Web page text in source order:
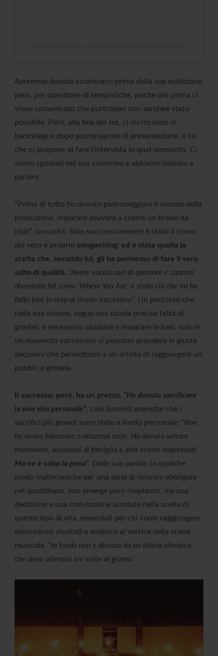
Avremmo dovuto incontrarci prima della sua esibizione,
però, per questione di tempistiche, poche ore prima ci
viene comunicato che purtroppo non sarebbe stato
possibile. Però, alla fine del set, ci incrociamo in
backstage e dopo poche parole di presentazione, è lui
che ci propone di fare l’intervista in quel momento. Ci
siamo spostati nel suo camerino e abbiamo iniziato a
parlare.
“Prima di tutto ho dovuto padroneggiare il mondo della
produzione, imparare davvero a creare un brano da
club”, racconta. Solo successivamente è stato il turno
del vero e proprio songwriting: ed è stata quella la
scelta che, secondo lui, gli ha permesso di fare il vero
salto di qualità. “Avere vocals così di spessore e canzoni
diventate hit come ‘Where You Are’, è stato ciò che mi ha
fatto fare lo step al livello successivo”. Un percorso che,
nella sua visione, segue una strada precisa fatta di
gradini: è necessario studiare e imparare le basi, solo in
un momento successivo si possono prendere le giuste
decisioni che permettono a un artista di raggiungere un
pubblico globale.
Il successo, però, ha un prezzo. “Ho dovuto sacrificare
la mia vita personale”, così Summit ammette che i
sacrifici più grandi sono state a livello personale: “Non
ho avuto fidanzate o relazioni serie. Ho dovuto saltare
matrimoni, occasioni di famiglia e altri eventi importanti.
Ma ne è valsa la pena”. Dalle sue parole, in qualche
modo malinconiche per una serie di rinunce obbligate
nel quotidiano, non emerge però rimpianto, ma una
dedizione e una convinzione assolute nella scelta di
questo tipo di vita, essenziali per chi vuole raggiungere
determinati risultati e ambisce al vertice della scena
musicale. “In fondo non è diverso da un atleta olimpico
che deve allenarsi tre volte al giorno”.